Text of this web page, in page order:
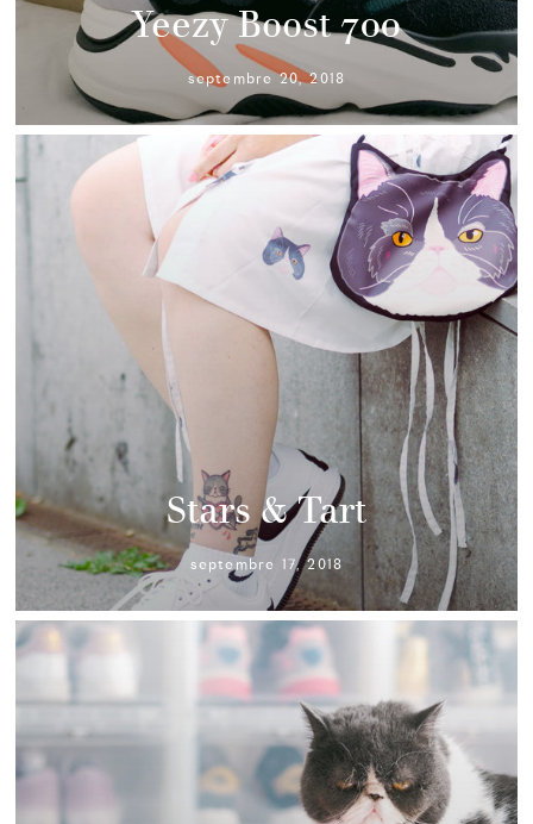
Yeezy Boost 700
septembre 20, 2018
Stars & Tart
septembre 17, 2018